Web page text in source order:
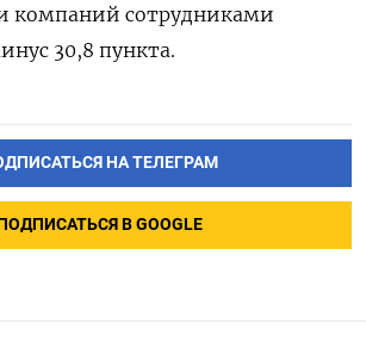
компаний сотрудниками
30,8 пункта.
НА ТЕЛЕГРАМ
В GOOGLE